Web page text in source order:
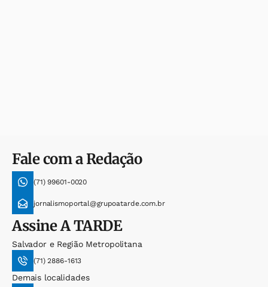
Fale com a Redação
(71) 99601-0020
jornalismoportal@grupoatarde.com.br
AssineA TARDE
Salvador e Região Metropolitana
(71) 2886-1613
Demais localidades